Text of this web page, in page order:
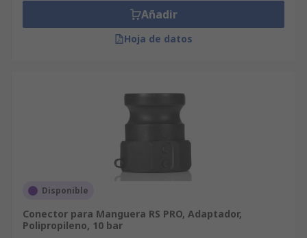
Añadir
Hoja de datos
Disponible
Conector para Manguera RS PRO, Adaptador,
Polipropileno, 10 bar